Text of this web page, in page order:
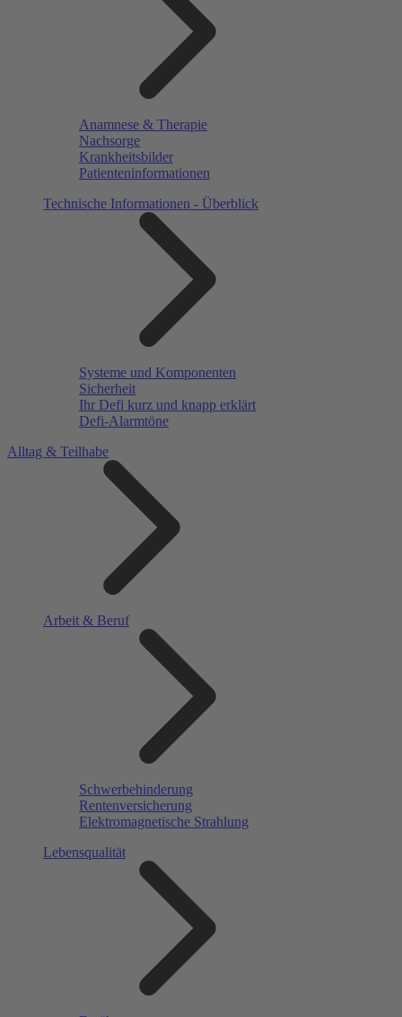
Anamnese & Therapie
Nachsorge
Krankheitsbilder
Patienteninformationen
Technische Informationen - Überblick
Systeme und Komponenten
Sicherheit
Ihr Defi kurz und knapp erklärt
Defi-Alarmtöne
Alltag & Teilhabe
Arbeit & Beruf
Schwerbehinderung
Rentenversicherung
Elektromagnetische Strahlung
Lebensqualität